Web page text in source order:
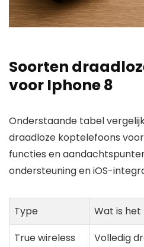
Soorten
voor Iphone 8
Onderstaande tabel
draadloze koptelefoons
functies en
ondersteuning en iOS-
Type Wat is het
True wireless
Volledig